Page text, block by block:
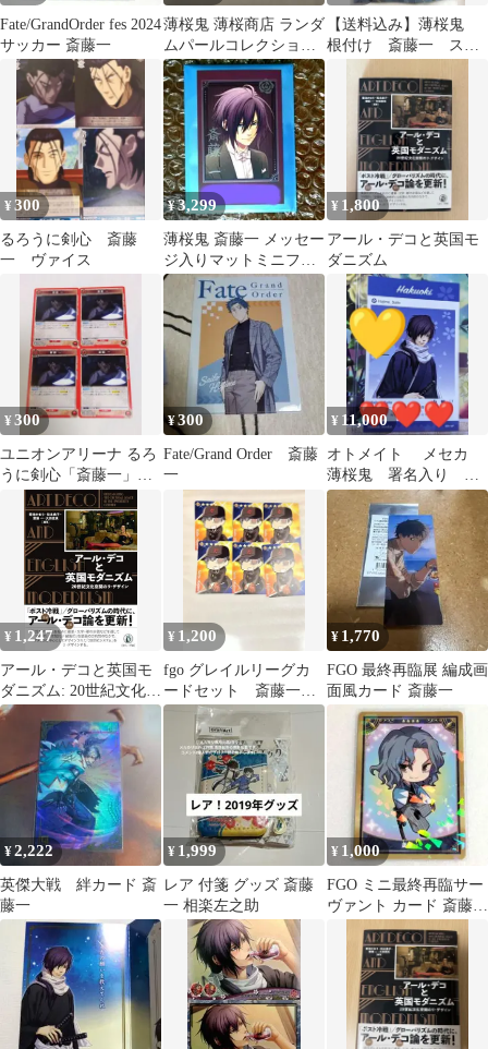
Fate/GrandOrder fes 2024
サッカー 斎藤一
薄桜鬼 薄桜商店 ランダ
ムパールコレクション
カード パルカ 斎藤一
【送料込み】薄桜鬼
根付け 斎藤一 スト
ラップ レア 未使用
¥300
るろうに剣心 斎藤
一 ヴァイス
¥3,299
薄桜鬼 斎藤一 メッセー
ジ入りマットミニフォ
トカード 署名入り レア
¥ 1,800
アール・デコと英国モ
ダニズム
¥300
ユニオンアリーナ るろ
うに剣心「斎藤一」
R（レア）４枚セッ
ト ST
¥300
Fate/Grand Order 斎藤
一
¥ 11,000
オトメイト メセカ
薄桜鬼 署名入り レ
ア 斎藤一
¥ 1,247
アール・デコと英国モ
ダニズム: 20世紀文化空
間のリ・デザイン 菊池
かおり? 松永典子? 齋藤
一; 大田信良
¥ 1,200
fgo グレイルリーグカ
ードセット 斎藤一
野球カード
¥ 1,770
FGO 最終再臨展 編成画
面風カード 斎藤一
¥2,222
英傑大戦 絆カード 斎
藤一
¥ 1,999
レア 付箋 グッズ 斎藤
一 相楽左之助
¥ 1,000
FGO ミニ最終再臨サー
ヴァント カード 斎藤一
新選組